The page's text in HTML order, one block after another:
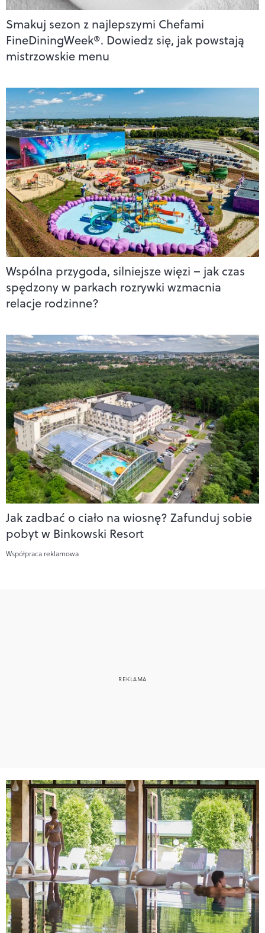
Smakuj sezon z najlepszymi Chefami
FineDiningWeek®. Dowiedz się, jak powstają
mistrzowskie menu
Wspólna przygoda, silniejsze więzi – jak czas
spędzony w parkach rozrywki wzmacnia
relacje rodzinne?
Jak zadbać o ciało na wiosnę? Zafunduj sobie
pobyt w Binkowski Resort
Współpraca reklamowa